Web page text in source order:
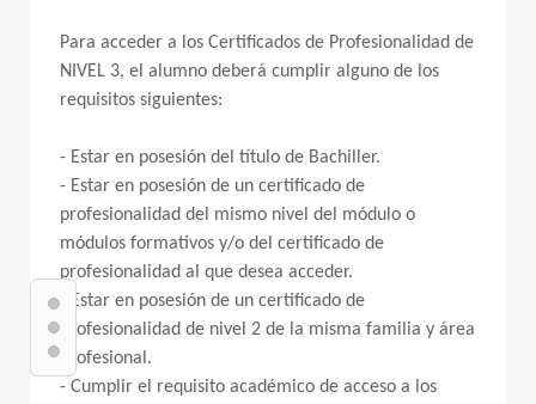
Para acceder a los Certificados de Profesionalidad de
NIVEL 3, el alumno deberá cumplir alguno de los
requisitos siguientes:
- Estar en posesión del título de Bachiller.
- Estar en posesión de un certificado de
profesionalidad del mismo nivel del módulo o
módulos formativos y/o del certificado de
profesionalidad al que desea acceder.
- Estar en posesión de un certificado de
profesionalidad de nivel 2 de la misma familia y área
profesional.
- Cumplir el requisito académico de acceso a los